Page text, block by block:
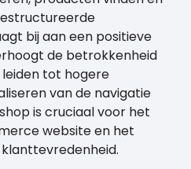
bij aan een positieve
de betrokkenheid
tot hogere
van de navigatie
is cruciaal voor het
website en het